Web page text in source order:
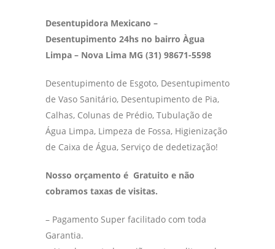
Desentupidora Mexicano –
Desentupimento 24hs no bairro Àgua
Limpa – Nova Lima MG (31) 98671-5598
Desentupimento de Esgoto, Desentupimento
de Vaso Sanitário, Desentupimento de Pia,
Calhas, Colunas de Prédio, Tubulação de
Água Limpa, Limpeza de Fossa, Higienização
de Caixa de Água, Serviço de dedetização!
Nosso orçamento é Gratuito e não
cobramos taxas de visitas.
– Pagamento Super facilitado com toda
Garantia.